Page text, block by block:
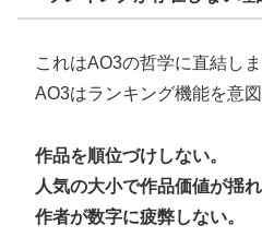
これはAO3の哲学に直結しま
AO3はランキング機能を意図
作品を順位づけしない。
人気の大小で作品価値が揺れ
作者が数字に疲弊しない。